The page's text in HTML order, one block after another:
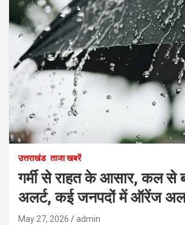
उत्तराखंड ताजा खबरें
गर्मी से राहत के आसार, कल से
अलर्ट, कई जनपदों में ऑरेंज
May 27, 2026 admin